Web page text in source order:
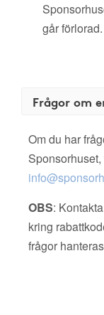
går förlorad.
Frågor om
Om du har
OBS:
kring
frågor